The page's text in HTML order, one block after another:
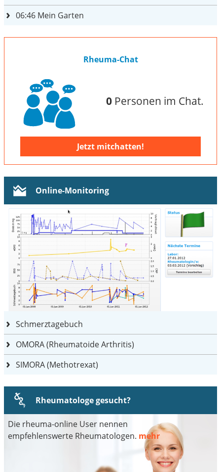
06:46 Mein Garten
Rheuma-Chat
0Personen im Chat.
Jetzt mitchatten!
Online-Monitoring
Schmerztagebuch
OMORA (Rheumatoide Arthritis)
SIMORA (Methotrexat)
Rheumatologe gesucht?
Die rheuma-online User nennen
empfehlenswerte Rheumatologen. mehr